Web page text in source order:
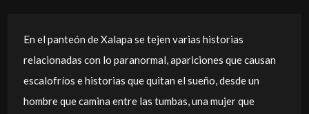
En el panteón de Xalapa se tejen varias historias
relacionadas con lo paranormal, apariciones que causan
escalofríos e historias que quitan el sueño, desde un
hombre que camina entre las tumbas, una mujer que